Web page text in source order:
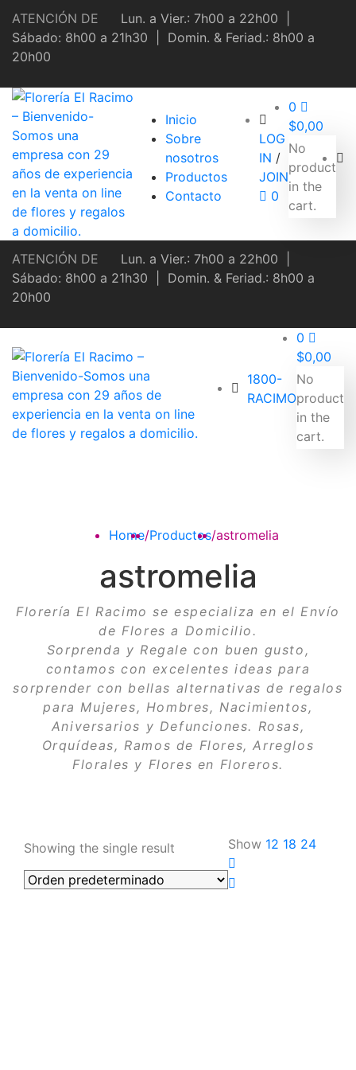
ATENCIÓN DE Lun. a Vier.: 7h00 a 22h00
Sábado: 8h00 a 21h30
Domin. & Feriad.: 8h00 a
20h00
Inicio
Sobre
nosotros
Productos
Contacto
LOG
IN /
JOIN
0
0
$0,00
No
product
in the
cart.
ATENCIÓN DE Lun. a Vier.: 7h00 a 22h00
Sábado: 8h00 a 21h30
Domin. & Feriad.: 8h00 a
20h00
1800-
RACIMO
0
$0,00
No
product
in the
cart.
Home/Productos/astromelia
astromelia
Florería El Racimo se especializa en el Envío
de Flores a Domicilio.
Sorprenda y Regale con buen gusto,
contamos con excelentes ideas para
sorprender con bellas alternativas de regalos
para Mujeres, Hombres, Nacimientos,
Aniversarios y Defunciones. Rosas,
Orquídeas, Ramos de Flores, Arreglos
Florales y Flores en Floreros.
Showing the single result Show 12 18 24